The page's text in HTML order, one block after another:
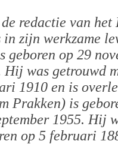
redactie van het
zijn werkzame
geboren op 29
was getrouwd
1910 en is
Prakken) is
1955. Hij
op 5 februari